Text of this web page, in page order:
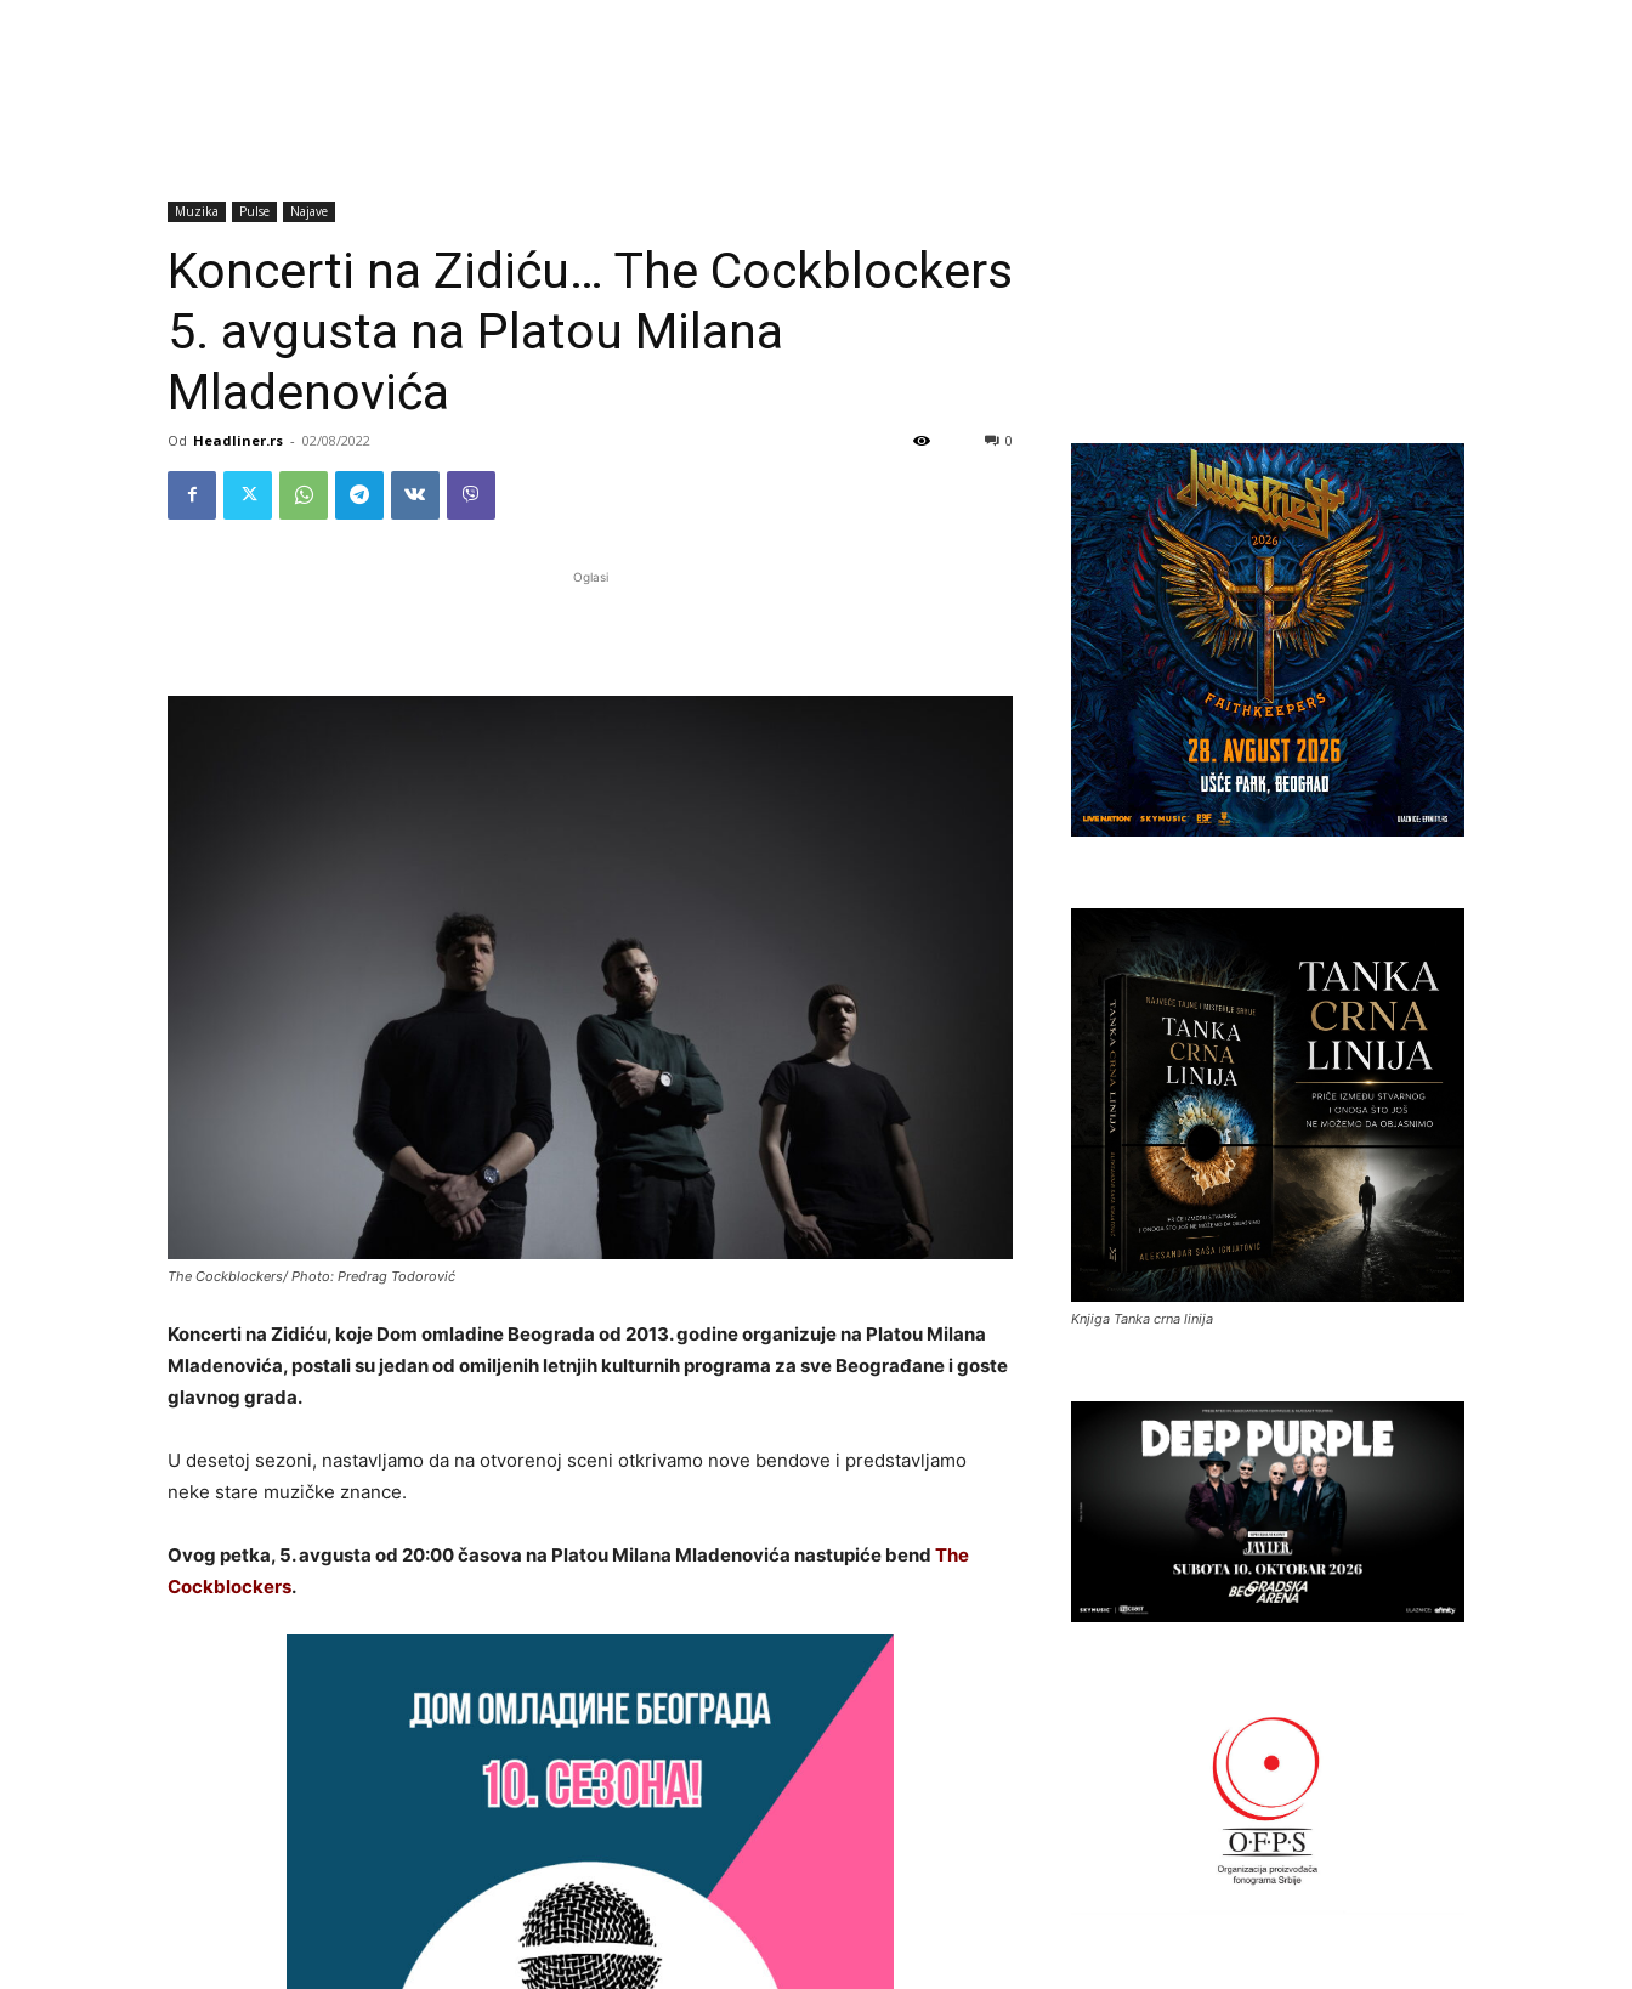
Muzika Pulse Najave
Koncerti na Zidiću… The Cockblockers
5. avgusta na Platou Milana
Mladenovića
Od Headliner.rs - 02/08/2022 0
Oglasi
The Cockblockers/ Photo: Predrag Todorović
Koncerti na Zidiću, koje Dom omladine Beograda od 2013. godine organizuje na Platou Milana
Mladenovića, postali su jedan od omiljenih letnjih kulturnih programa za sve Beograđane i goste
glavnog grada.
U desetoj sezoni, nastavljamo da na otvorenoj sceni otkrivamo nove bendove i predstavljamo
neke stare muzičke znance.
Ovog petka, 5. avgusta od 20:00 časova na Platou Milana Mladenovića nastupiće bend The
Cockblockers.
Knjiga Tanka crna linija